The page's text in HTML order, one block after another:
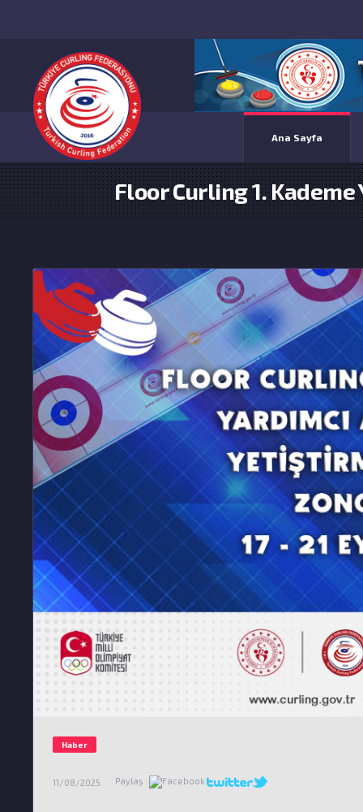
Ana Sayfa
Floor Curling 1.
Haber
11/08/2025 Paylaş :